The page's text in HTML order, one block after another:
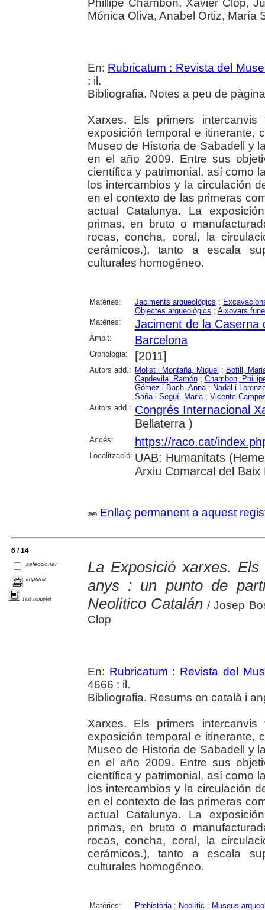
Phillipe Chambon, Xavier Clop,
Mónica Oliva, Anabel Ortiz, María
En: Rubricatum : Revista del
: il.
Bibliografia. Notes a peu de
Xarxes. Els primers
exposición temporal e itinerante,
Museo de Historia de Sabadell y
en el año 2009. Entre sus
científica y patrimonial, así como
los intercambios y la circulación
en el contexto de las primeras
actual Catalunya. La
primas, en bruto o
rocas, concha, coral, la
cerámicos.), tanto a escala
culturales homogéneo.
Matèries: Jaciments arqueològics ;
Objectes arqueològics ; Aixovars
Matèries:
Jaciment de la Caserna
Àmbit: Barcelona
Cronologia: [2011]
Autors add.: Molist i Montañà, Miquel ; Bofill,
Capdevila, Ramón; Chambon,
Gómez i Bach, Anna; Nadal i
Saña i Seguí, Maria; Vicente
Autors add.: Congrés Internacional
Bellaterra )
Accés: https://raco.cat/
Localització: UAB: Humanitats
Arxiu Comarcal del
Enllaç permanent a aquest
6 / 14
seleccionar
imprimir
Text complet
La Exposició xarxes.
anys : un punto de
Neolitico Catalán / Josep
Clop
En: Rubricatum : Revista del
4666 : il.
Bibliografia. Resums en català i
Xarxes. Els primers
exposición temporal e itinerante,
Museo de Historia de Sabadell y
en el año 2009. Entre sus
científica y patrimonial, así como
los intercambios y la circulación
en el contexto de las primeras
actual Catalunya. La
primas, en bruto o
rocas, concha, coral, la
cerámicos.), tanto a escala
culturales homogéneo.
Matèries: Prehistòria; Neolític ; Museus